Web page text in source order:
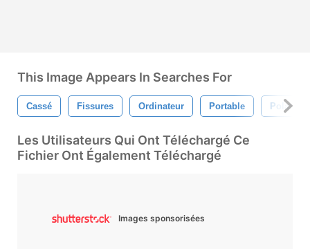
This Image Appears In Searches For
Cassé Fissures Ordinateur Portable
Les Utilisateurs Qui Ont Téléchargé Ce
Fichier Ont Également Téléchargé
Images sponsorisées